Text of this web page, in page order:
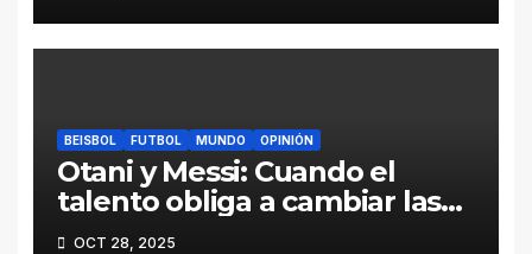
BEISBOL FUTBOL MUNDO OPINIÓN
Otani y Messi: Cuando el
talento obliga a cambiar las
reglas
OCT 28, 2025